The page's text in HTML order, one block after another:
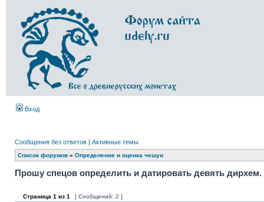
Вход
Сообщения без ответов | Активные темы
Список форумов » Определение и оценка чешуи
Прошу спецов определить и датировать девять дирхем.
Страница 1 из 1 [ Сообщений: 2 ]